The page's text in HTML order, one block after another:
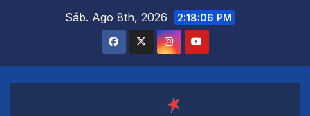
Sáb. Ago 8th, 2026 2:18:07 PM